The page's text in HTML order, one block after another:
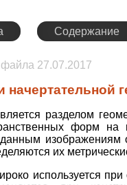
Содержание
файла 27.07.2017
начертательной
разделом
форм на
изображениям
их
используется